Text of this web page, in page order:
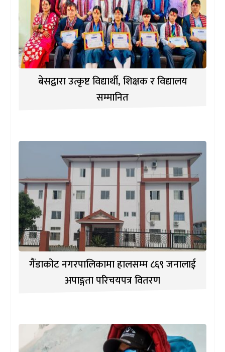
बेसद्वारा उत्कृष्ट विद्यार्थी, शिक्षक र विद्यालय
सम्मानित
गैंडाकोट नगरपालिकामा हालसम्म ८६९ जनालाई
अपाङ्गता परिचयपत्र वितरण